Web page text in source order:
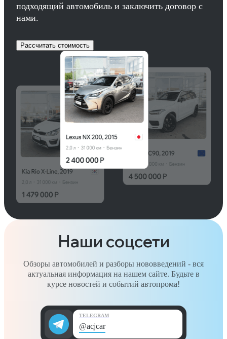
подходящий автомобиль и заключить договор с
нами.
Рассчитать стоимость
Наши соцсети
Обзоры автомобилей и разборы нововведений - вся
актуальная информация на нашем сайте. Будьте в
курсе новостей и событий автопрома!
TELEGRAM
@acjcar